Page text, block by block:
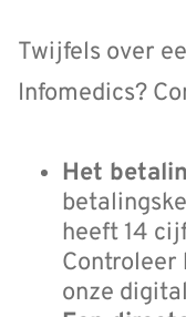
Twijfels over
Infomedics?
Het
heeft 14
Controleer
onze